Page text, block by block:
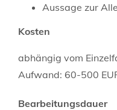
Aussage zur
Kosten
abhängig vom
Aufwand: 60-500
Bearbeitungsdauer